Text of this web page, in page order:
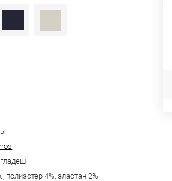
полиэстер 4%, эластан 2%